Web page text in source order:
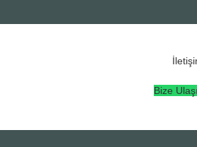
Bize